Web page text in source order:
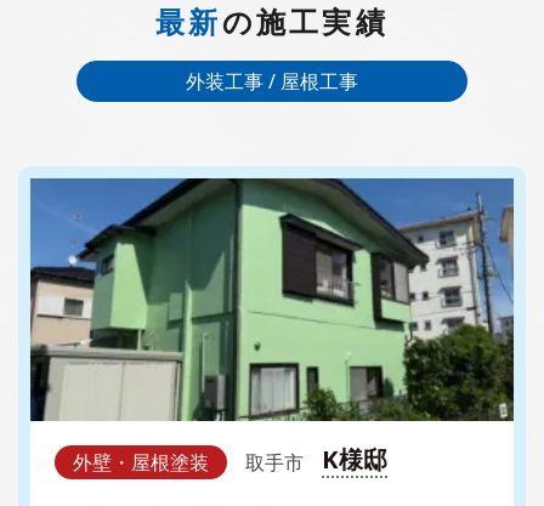
最新の施工実績
外装工事 / 屋根工事
外壁・屋根塗装 取手市 K様邸